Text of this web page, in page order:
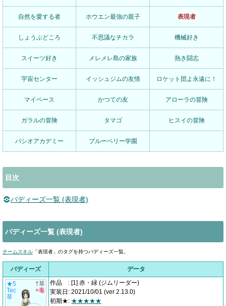
自然を愛する者 ホウエン最強の親子 表現者
しょうぶどころ 不思議なチカラ 機械好き
スイーツ好き メレメレ島の家族 熱き闘志
宇宙センター イッシュジムの友情 ロケット団よ永遠に！
マイペース かつての友 アローラの冒険
ガラルの冒険 タマゴ ヒスイの冒険
パシオアカデミー ブルーベリー学園
目次
バディーズ一覧 (表現者)
バディーズ一覧 (表現者)
チームスキル 「表現者」のタグを持つバディーズ一覧。
バディーズ データ
★5
Tec
草
†草
×毒
作品 : [1] 赤・緑 (ジムリーダー)
実装日 : 2021/10/01 (ver 2.13.0)
初期★: ★★★★★